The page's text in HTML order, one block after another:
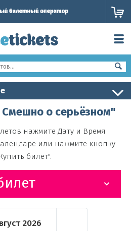
о серьёзном"
нажмите Дату и Время
или нажмите кнопку
билет".
2026